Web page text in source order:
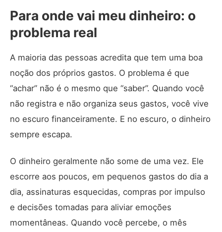
Para onde vai meu dinheiro: o
problema real
A maioria das pessoas acredita que tem uma boa
noção dos próprios gastos. O problema é que
“achar” não é o mesmo que “saber”. Quando você
não registra e não organiza seus gastos, você vive
no escuro financeiramente. E no escuro, o dinheiro
sempre escapa.
O dinheiro geralmente não some de uma vez. Ele
escorre aos poucos, em pequenos gastos do dia a
dia, assinaturas esquecidas, compras por impulso
e decisões tomadas para aliviar emoções
momentâneas. Quando você percebe, o mês